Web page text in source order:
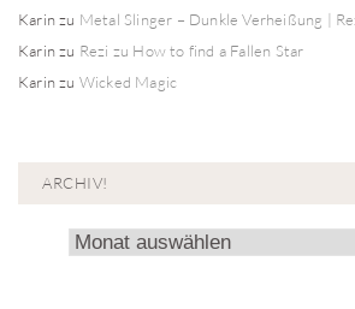
Karinzu Metal Slinger – Dunkle Verheißung |
Karinzu Rezi zu How to find a Fallen Star
Karinzu Wicked Magic
ARCHIV!
Archiv!